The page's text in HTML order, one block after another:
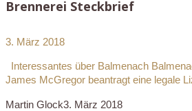
Brennerei Steckbrief
3. März 2018
Interessantes über Balmenach
James McGregor beantragt eine legale
Martin Glock3. März 2018